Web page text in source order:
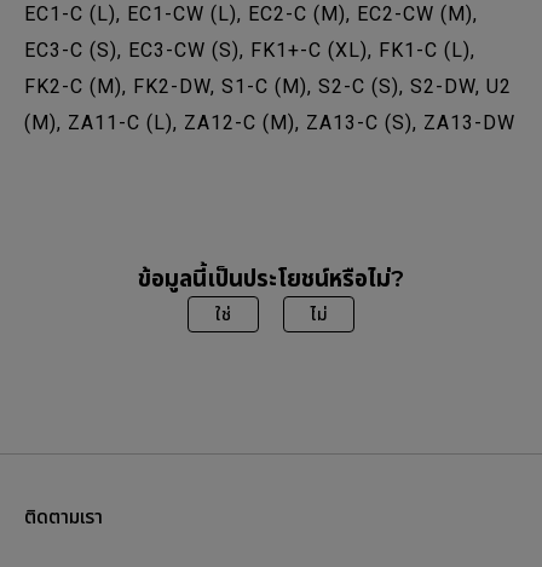
EC1-C (L), EC1-CW (L), EC2-C (M), EC2-CW (M),
EC3-C (S), EC3-CW (S), FK1+-C (XL), FK1-C (L),
FK2-C (M), FK2-DW, S1-C (M), S2-C (S), S2-DW, U2
(M), ZA11-C (L), ZA12-C (M), ZA13-C (S), ZA13-DW
ข้อมูลนี้เป็นประโยชน์หรือไม่?
ใช่ ไม่
ติดตามเรา